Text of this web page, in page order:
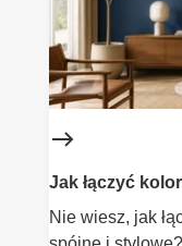
Jak łączyć
Praktyczne
Nie wiesz, jak